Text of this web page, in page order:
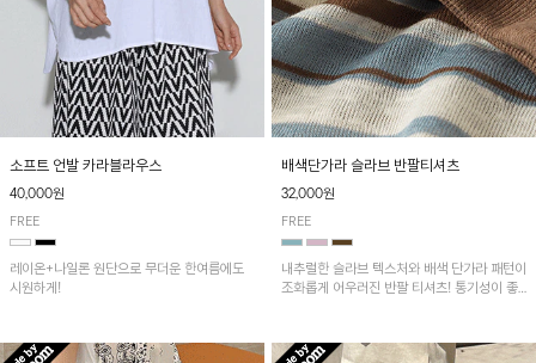
소프트 언발 카라블라우스
40,000원
FREE
레이온+나일론 원단으로 무더운 한여름에도
시원하게!
배색단가라 슬라브 반팔티셔츠
32,000원
FREE
내추럴한 슬라브 텍스처와 배색 단가라 패턴이
조화롭게 어우러진 반팔 티셔츠! 통기성이 좋